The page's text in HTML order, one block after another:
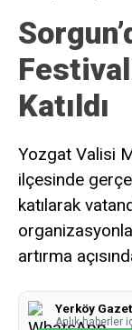
Katıldı
Yozgat Valisi
ilçesinde
katılarak
artırma
Yerköy
Anlık haberler